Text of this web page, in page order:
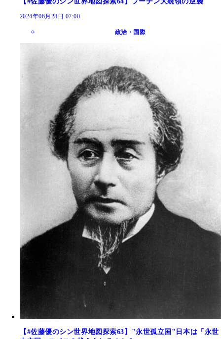
2024年06月28日 07:00
政治・国際
【#佐藤優のシン世界地図探索63】"永世孤立国"日本は「永世